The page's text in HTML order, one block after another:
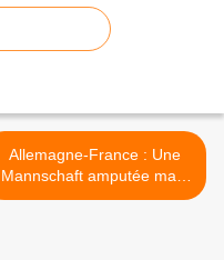
Allemagne-France : Une
Mannschaft amputée mais
compétitive >